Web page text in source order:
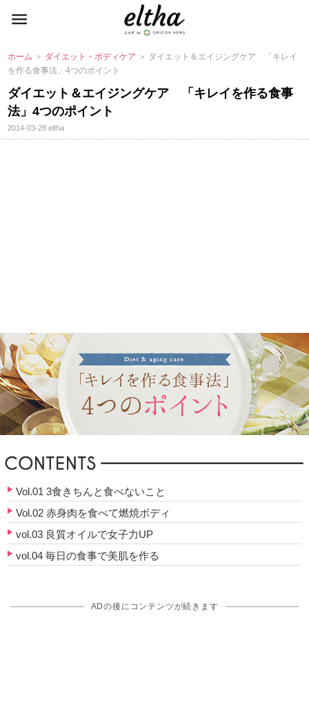
ホーム ＞ ダイエット・ボディケア ＞ ダイエット＆エイジングケア 「キレイ
を作る食事法」4つのポイント
ダイエット＆エイジングケア 「キレイを作る食事
法」4つのポイント
2014-03-28eltha
Vol.01 3食きちんと食べないこと
Vol.02 赤身肉を食べて燃焼ボディ
vol.03 良質オイルで女子力UP
vol.04 毎日の食事で美肌を作る
ADの後にコンテンツが続きます